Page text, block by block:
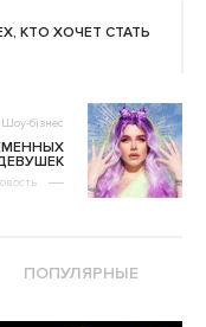
КТО ХОЧЕТ СТАТЬ
Шоу-бізнес
ПОПУЛЯРНЫЕ